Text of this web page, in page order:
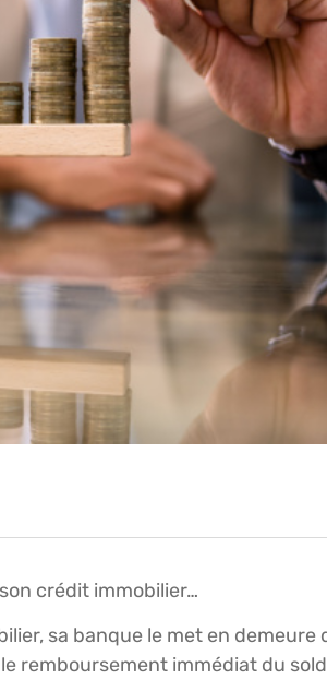
crédit immobilier…
sa banque le met en demeure
remboursement immédiat du